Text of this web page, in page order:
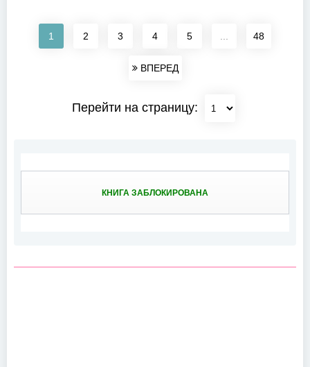
1 2 3 4 5 48
ВПЕРЕД
Перейти на страницу:
КНИГА ЗАБЛОКИРОВАНА